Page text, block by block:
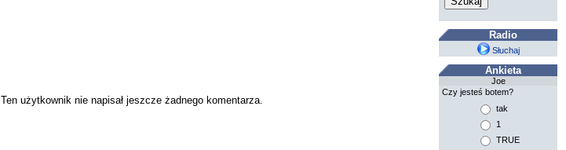
Ten użytkownik nie napisał jeszcze żadnego komentarza.
Radio
Słuchaj
Ankieta
Joe
Czy jesteś botem?
tak
1
TRUE